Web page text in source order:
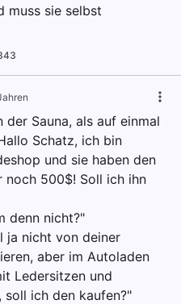
muss sie selbst
der Sauna, als auf einmal
Schatz, ich bin
und sie haben den
noch 500$! Soll ich ihn
denn nicht?"
ja nicht von deiner
aber im Autoladen
Ledersitzen und
soll ich den kaufen?"